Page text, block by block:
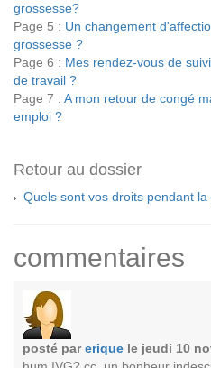
grossesse?
Page 5 : Un changement
grossesse ?
Page 6 : Mes rendez-vous de
de travail ?
Page 7 : A mon retour de congé
emploi ?
Retour au dossier
Quels sont vos droits pendant la
commentaires
posté parerique le jeudi 10